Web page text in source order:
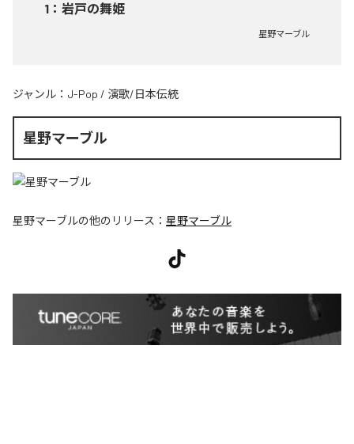
1 ： 岩戸の舞姫
星野マーブル
ジャンル： J-Pop / 演歌/日本伝統
星野マーブル
星野マーブルの他のリリース： 星野マーブル